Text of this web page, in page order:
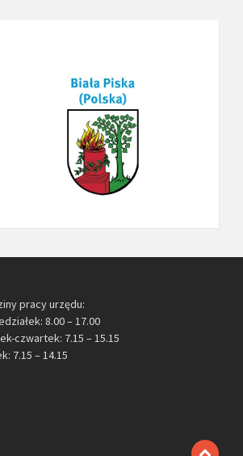
pracy urzędu:
8.00 – 17.00
czwartek: 7.15 – 15.15
7.15 – 14.15